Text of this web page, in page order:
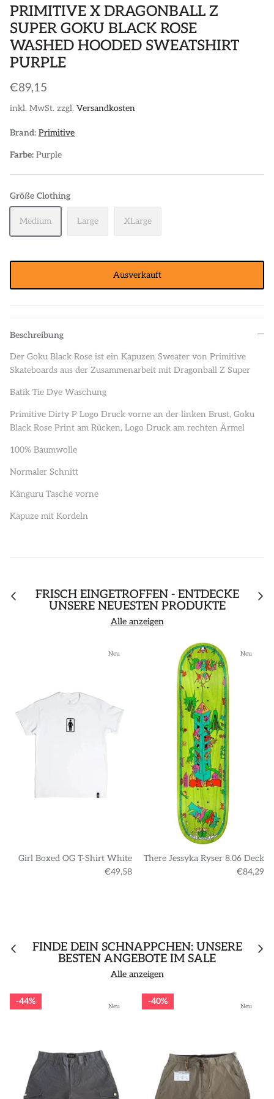
PRIMITIVE X DRAGONBALL Z
SUPER GOKU BLACK ROSE
WASHED HOODED SWEATSHIRT
PURPLE
€89,15
inkl. MwSt. zzgl. Versandkosten
Brand: Primitive
Farbe: Purple
Größe Clothing
Medium Large XLarge
Ausverkauft
Beschreibung
Der Goku Black Rose ist ein Kapuzen Sweater von Primitive
Skateboards aus der Zusammenarbeit mit Dragonball Z Super
Batik Tie Dye Waschung
Primitive Dirty P Logo Druck vorne an der linken Brust, Goku
Black Rose Print am Rücken, Logo Druck am rechten Ärmel
100% Baumwolle
Normaler Schnitt
Känguru Tasche vorne
Kapuze mit Kordeln
FRISCH EINGETROFFEN - ENTDECKE
UNSERE NEUESTEN PRODUKTE
Alle anzeigen
Neu
Girl Boxed OG T-Shirt White
€49,58
Neu
There Jessyka Ryser 8.06 Deck
€84,29
FINDE DEIN SCHNÄPPCHEN: UNSERE
BESTEN ANGEBOTE IM SALE
Alle anzeigen
Neu
44% Neu
40%